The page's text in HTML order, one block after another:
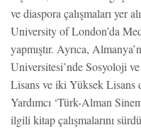
ve diaspora çalışmaları yer
University of London’da
yapmıştır. Ayrıca,
Universitesi’nde Sosyoloji
Lisans ve iki Yüksek Lisans
Yardımcı ‘Türk-Alman
ilgili kitap çalışmalarını